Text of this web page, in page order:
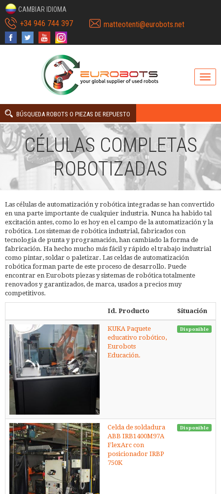
CAMBIAR IDIOMA
+34 946 744 397 matteotenti@eurobots.net
BÚSQUEDA ROBOTS O PIEZAS DE REPUESTO
CÉLULAS COMPLETAS
ROBOTIZADAS
Las células de automatización y robótica integradas se han convertido
en una parte importante de cualquier industria. Nunca ha habido tal
excitación antes, como lo es hoy en el campo de la automatización y la
robótica. Los sistemas de robótica industrial, fabricados con
tecnología de punta y programación, han cambiado la forma de
fabricación. Ha hecho mucho más fácil y rápido el trabajo industrial
como pintar, soldar o paletizar. Las celdas de automatización
robótica forman parte de este proceso de desarrollo. Puede
encontrar en Eurobots piezas y sistemas de robótica totalmente
renovados y garantizados, de marca, usados a precios muy
competitivos.
Id. Producto Situación
KUKA Paquete
educativo robótico,
Eurobots
Educación.
Disponible
Celda de soldadura
ABB IRB1400M97A
FlexArc con
posicionador IRBP
750K
Disponible